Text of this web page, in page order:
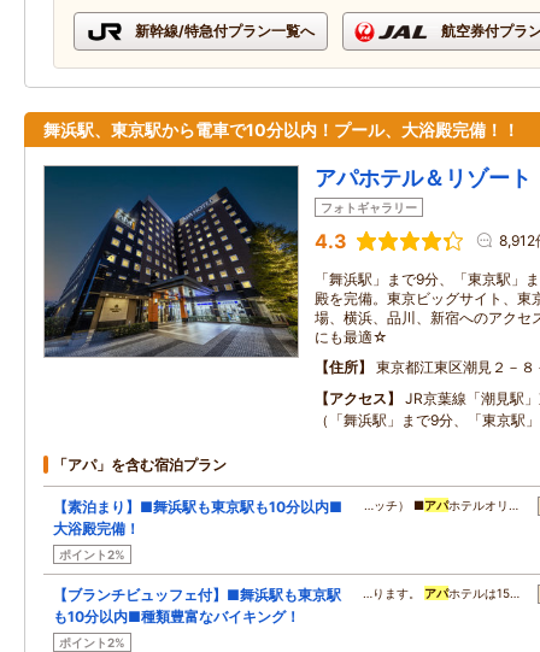
新幹線/特急付プラン一覧へ 航空券付プラ
舞浜駅、東京駅から電車で10分以内！プール、大浴殿完備！！
アパホテル＆リゾー
フォトギャラリー
4.3 8,912
「舞浜駅」まで9分、「東京駅」
殿を完備。東京ビッグサイト、東
場、横浜、品川、新宿へのアクセ
にも最適☆
住所
東京都江東区潮見２－８
アクセス
JR京葉線「潮見駅
（「舞浜駅」まで9分、「東京駅
「アパ」を含む宿泊プラン
【素泊まり】■舞浜駅も東京駅も10分以内■
大浴殿完備！
ポイント2%
…ッチ） ■アパホテルオリ…
【ブランチビュッフェ付】■舞浜駅も東京駅
も10分以内■種類豊富なバイキング！
ポイント2%
…ります。 アパホテルは15…